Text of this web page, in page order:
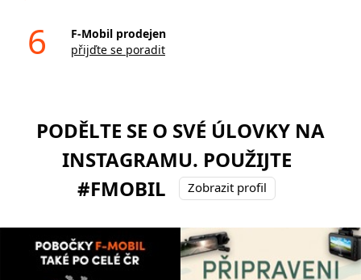
6
F-Mobil prodejen
přijďte se poradit
PODĚLTE SE O SVÉ ÚLOVKY NA
INSTAGRAMU. POUŽIJTE
#FMOBIL
Zobrazit profil